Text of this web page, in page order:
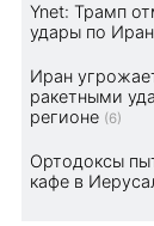
Ynet: Трамп
удары по
Иран
ракетными
регионе (6)
Ортодоксы
кафе в